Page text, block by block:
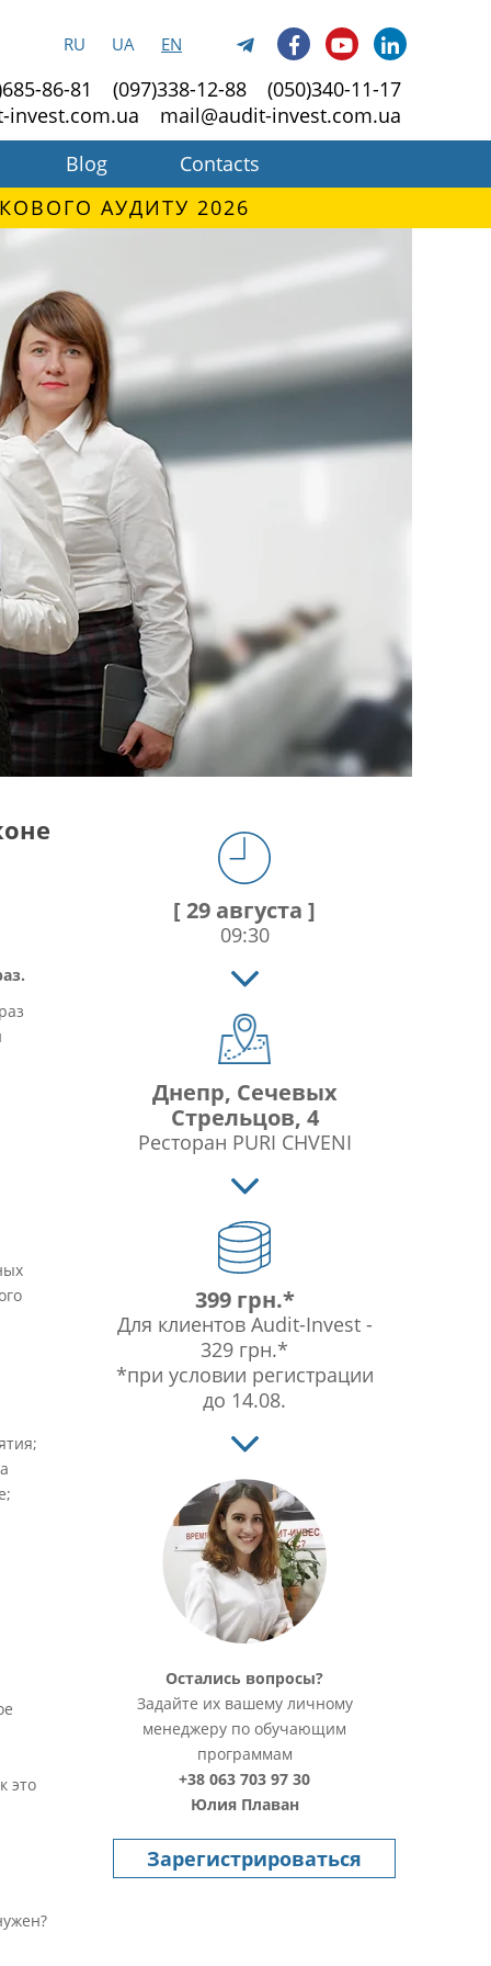
RU UA EN
86-81 (097)338-12-88
(050)340-11-17
invest.com.ua
mail@audit-invest.com.ua
Blog
Contacts
АУДИТУ 2026
это
[ 29 августа ]
09:30
Днепр, Сечевых
Стрельцов, 4
Ресторан PURI CHVENI
399 грн.*
Для клиентов Audit-Invest -
329 грн.*
*при условии регистрации
до 14.08.
Остались вопросы?
Задайте их вашему личному
менеджеру по обучающим
программам
+38 063 703 97 30
Юлия Плаван
Зарегистрироваться